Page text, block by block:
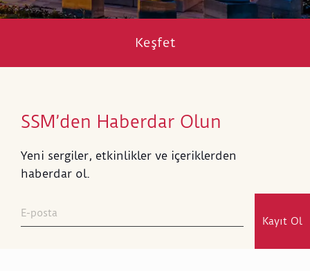
Keşfet
SSM’den Haberdar Olun
Yeni sergiler, etkinlikler ve içeriklerden
haberdar ol.
Kayıt Ol